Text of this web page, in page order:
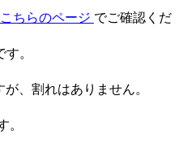
こちらのページ でご確認くだ
。
、割れはありません。
。